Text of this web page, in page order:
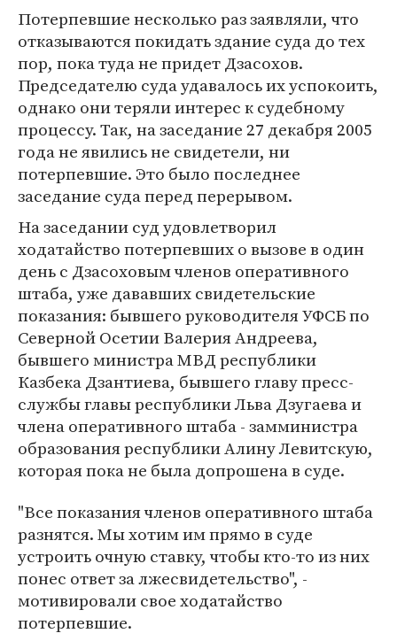
Потерпевшие несколько раз заявляли, что
отказываются покидать здание суда до тех
пор, пока туда не придет Дзасохов.
Председателю суда удавалось их успокоить,
однако они теряли интерес к судебному
процессу. Так, на заседание 27 декабря 2005
года не явились не свидетели, ни
потерпевшие. Это было последнее
заседание суда перед перерывом.
На заседании суд удовлетворил
ходатайство потерпевших о вызове в один
день с Дзасоховым членов оперативного
штаба, уже дававших свидетельские
показания: бывшего руководителя УФСБ по
Северной Осетии Валерия Андреева,
бывшего министра МВД республики
Казбека Дзантиева, бывшего главу пресс-
службы главы республики Льва Дзугаева и
члена оперативного штаба - замминистра
образования республики Алину Левитскую,
которая пока не была допрошена в суде.
"Все показания членов оперативного штаба
разнятся. Мы хотим им прямо в суде
устроить очную ставку, чтобы кто-то из них
понес ответ за лжесвидетельство", -
мотивировали свое ходатайство
потерпевшие.